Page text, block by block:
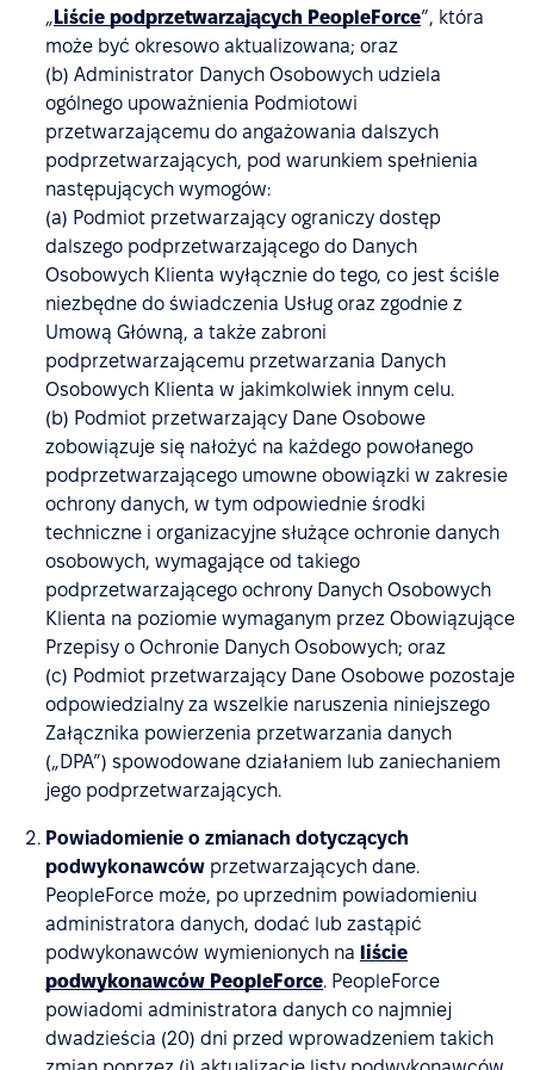
„ Liście podprzetwarzających PeopleForce”, która
może być okresowo aktualizowana; oraz
(b) Administrator Danych Osobowych udziela
ogólnego upoważnienia Podmiotowi
przetwarzającemu do angażowania dalszych
podprzetwarzających, pod warunkiem spełnienia
następujących wymogów:
(a) Podmiot przetwarzający ograniczy dostęp
dalszego podprzetwarzającego do Danych
Osobowych Klienta wyłącznie do tego, co jest ściśle
niezbędne do świadczenia Usług oraz zgodnie z
Umową Główną, a także zabroni
podprzetwarzającemu przetwarzania Danych
Osobowych Klienta w jakimkolwiek innym celu.
(b) Podmiot przetwarzający Dane Osobowe
zobowiązuje się nałożyć na każdego powołanego
podprzetwarzającego umowne obowiązki w zakresie
ochrony danych, w tym odpowiednie środki
techniczne i organizacyjne służące ochronie danych
osobowych, wymagające od takiego
podprzetwarzającego ochrony Danych Osobowych
Klienta na poziomie wymaganym przez Obowiązujące
Przepisy o Ochronie Danych Osobowych; oraz
(c) Podmiot przetwarzający Dane Osobowe pozostaje
odpowiedzialny za wszelkie naruszenia niniejszego
Załącznika powierzenia przetwarzania danych
(„DPA”) spowodowane działaniem lub zaniechaniem
jego podprzetwarzających.
Powiadomienie o zmianach dotyczących
podwykonawców przetwarzających dane.
PeopleForce może, po uprzednim powiadomieniu
administratora danych, dodać lub zastąpić
podwykonawców wymienionych na liście
podwykonawców PeopleForce. PeopleForce
powiadomi administratora danych co najmniej
dwadzieścia (20) dni przed wprowadzeniem takich